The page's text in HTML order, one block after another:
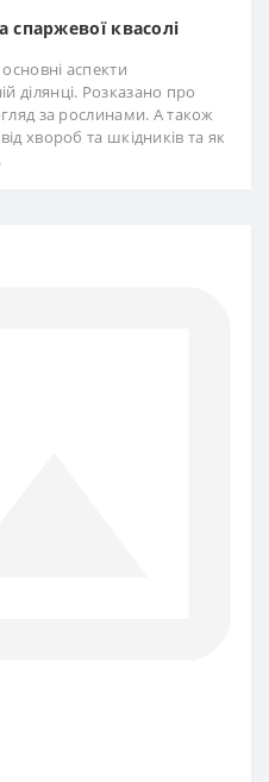
квасолі
основні аспекти
ділянці. Розказано про
за рослинами. А також
хвороб та шкідників та як